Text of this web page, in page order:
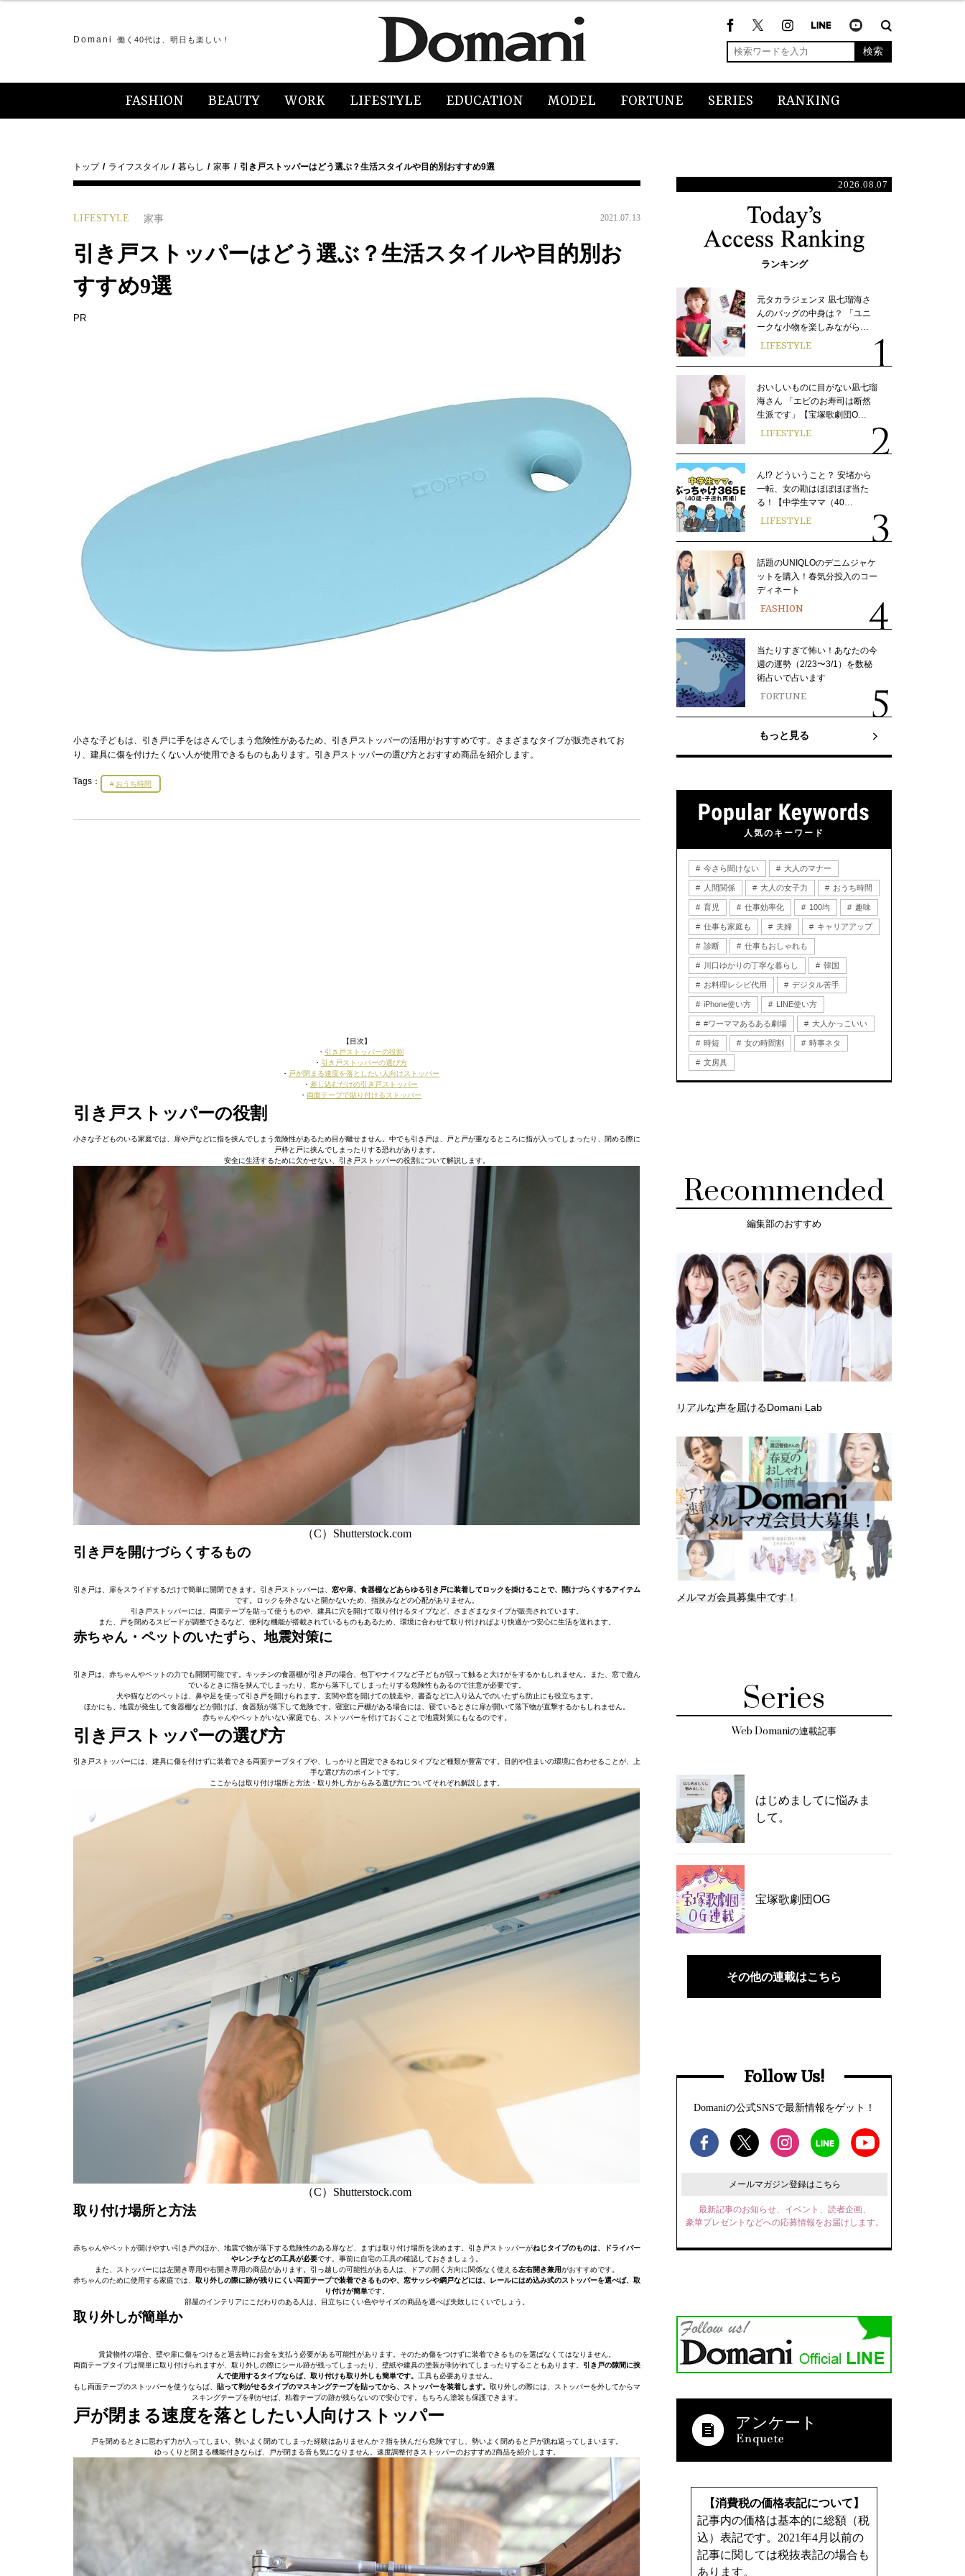
Domani 働く40代は、明日も楽しい！
検索
FASHION BEAUTY WORK LIFESTYLE EDUCATION MODEL FORTUNE SERIES RANKING
トップ ライフスタイル 暮らし 家事 引き戸ストッパーはどう選ぶ？生活スタイルや目的別おすすめ9選
LIFESTYLE 家事 2021.07.13
引き戸ストッパーはどう選ぶ？生活スタイルや目的別お
すすめ9選
PR
小さな子どもは、引き戸に手をはさんでしまう危険性があるため、引き戸ストッパーの活用がおすすめです。さまざまなタイプが販売されてお
り、建具に傷を付けたくない人が使用できるものもあります。引き戸ストッパーの選び方とおすすめ商品を紹介します。
Tags： おうち時間
【目次】
・ 引き戸ストッパーの役割
・ 引き戸ストッパーの選び方
・ 戸が閉まる速度を落としたい人向けストッパー
・ 差し込むだけの引き戸ストッパー
・ 両面テープで貼り付けるストッパー
引き戸ストッパーの役割
小さな子どものいる家庭では、扉や戸などに指を挟んでしまう危険性があるため目が離せません。中でも引き戸は、戸と戸が重なるところに指が入ってしまったり、閉める際に
戸枠と戸に挟んでしまったりする恐れがあります。
安全に生活するために欠かせない、引き戸ストッパーの役割について解説します。
（C）Shutterstock.com
引き戸を開けづらくするもの
引き戸は、扉をスライドするだけで簡単に開閉できます。引き戸ストッパーは、 窓や扉、食器棚などあらゆる引き戸に装着してロックを掛けることで、開けづらくするアイテム
です。ロックを外さないと開かないため、指挟みなどの心配がありません。
引き戸ストッパーには、両面テープを貼って使うものや、建具に穴を開けて取り付けるタイプなど、さまざまなタイプが販売されています。
また、戸を閉めるスピードが調整できるなど、便利な機能が搭載されているものもあるため、環境に合わせて取り付ければより快適かつ安心に生活を送れます。
赤ちゃん・ペットのいたずら、地震対策に
引き戸は、赤ちゃんやペットの力でも開閉可能です。キッチンの食器棚が引き戸の場合、包丁やナイフなど子どもが誤って触ると大けがをするかもしれません。また、窓で遊ん
でいるときに指を挟んでしまったり、窓から落下してしまったりする危険性もあるので注意が必要です。
犬や猫などのペットは、鼻や足を使って引き戸を開けられます。玄関や窓を開けての脱走や、書斎などに入り込んでのいたずら防止にも役立ちます。
ほかにも、地震が発生して食器棚などが開けば、食器類が落下して危険です。寝室に戸棚がある場合には、寝ているときに扉が開いて落下物が直撃するかもしれません。
赤ちゃんやペットがいない家庭でも、ストッパーを付けておくことで地震対策にもなるのです。
引き戸ストッパーの選び方
引き戸ストッパーには、建具に傷を付けずに装着できる両面テープタイプや、しっかりと固定できるねじタイプなど種類が豊富です。目的や住まいの環境に合わせることが、上
手な選び方のポイントです。
ここからは取り付け場所と方法・取り外し方からみる選び方についてそれぞれ解説します。
（C）Shutterstock.com
取り付け場所と方法
赤ちゃんやペットが開けやすい引き戸のほか、地震で物が落下する危険性のある扉など、まずは取り付け場所を決めます。引き戸ストッパーがねじタイプのものは、ドライバー
やレンチなどの工具が必要です。事前に自宅の工具の確認しておきましょう。
また、ストッパーには左開き専用や右開き専用の商品があります。引っ越しの可能性がある人は、ドアの開く方向に関係なく使える左右開き兼用がおすすめです。
赤ちゃんのために使用する家庭では、 取り外しの際に跡が残りにくい両面テープで装着できるものや、窓サッシや網戸などには、レールにはめ込み式のストッパーを選べば、取
り付けが簡単です。
部屋のインテリアにこだわりのある人は、目立ちにくい色やサイズの商品を選べば失敗しにくいでしょう。
取り外しが簡単か
賃貸物件の場合、壁や扉に傷をつけると退去時にお金を支払う必要がある可能性があります。そのため傷をつけずに装着できるものを選ばなくてはなりません。
両面テープタイプは簡単に取り付けられますが、取り外しの際にシール跡が残ってしまったり、壁紙や建具の塗装が剥がれてしまったりすることもあります。 引き戸の隙間に挟
んで使用するタイプならば、取り付けも取り外しも簡単です。 工具も必要ありません。
もし両面テープのストッパーを使うならば、 貼って剥がせるタイプのマスキングテープを貼ってから、ストッパーを装着します。 取り外しの際には、ストッパーを外してからマ
スキングテープを剥がせば、粘着テープの跡が残らないので安心です。もちろん塗装も保護できます。
戸が閉まる速度を落としたい人向けストッパー
戸を閉めるときに思わず力が入ってしまい、勢いよく閉めてしまった経験はありませんか？指を挟んだら危険ですし、勢いよく閉めると戸が跳ね返ってしまいます。
ゆっくりと閉まる機能付きならば、戸が閉まる音も気になりません。速度調整付きストッパーのおすすめ2商品を紹介します。
2026.08.07
ランキング
元タカラジェンヌ 凪七瑠海さ
んのバッグの中身は？ 「ユニ
ークな小物を楽しみながら…
LIFESTYLE
おいしいものに目がない凪七瑠
海さん 「エビのお寿司は断然
生派です」【宝塚歌劇団O…
LIFESTYLE
ん!? どういうこと？ 安堵から
一転、女の勘はほぼほぼ当た
る！【中学生ママ（40…
LIFESTYLE
話題のUNIQLOのデニムジャケ
ットを購入！春気分投入のコー
ディネート
FASHION
当たりすぎて怖い！あなたの今
週の運勢（2/23〜3/1）を数秘
術占いで占います
FORTUNE
もっと見る
人気のキーワード
今さら聞けない 大人のマナー
人間関係 大人の女子力 おうち時間
育児 仕事効率化 100均 趣味
仕事も家庭も 夫婦 キャリアアップ
診断 仕事もおしゃれも
川口ゆかりの丁寧な暮らし 韓国
お料理レシピ代用 デジタル苦手
iPhone使い方 LINE使い方
#ワーママあるある劇場 大人かっこいい
時短 女の時間割 時事ネタ
文房具
Recommended
編集部のおすすめ
リアルな声を届けるDomani Lab
メルマガ会員募集中です！
Series
Web Domaniの連載記事
はじめましてに悩みま
して。
宝塚歌劇団OG
その他の連載はこちら
Follow Us!
Domaniの公式SNSで最新情報をゲット！
メールマガジン登録はこちら
最新記事のお知らせ、イベント、読者企画、
豪華プレゼントなどへの応募情報をお届けします。
アンケート
【消費税の価格表記について】
記事内の価格は基本的に総額（税
込）表記です。2021年4月以前の
記事に関しては税抜表記の場合も
あります。